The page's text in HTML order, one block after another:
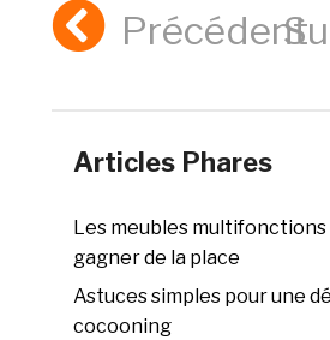
Précédent
Articles Phares
Les meubles
gagner de la place
Astuces simples pour une
cocooning